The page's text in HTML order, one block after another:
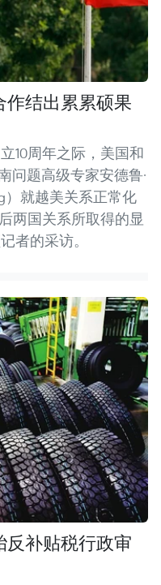
结出累累硕果
10周年之际，美国和
问题高级专家安德鲁·
）就越美关系正常化
两国关系所取得的显
者的采访。
补贴税行政审